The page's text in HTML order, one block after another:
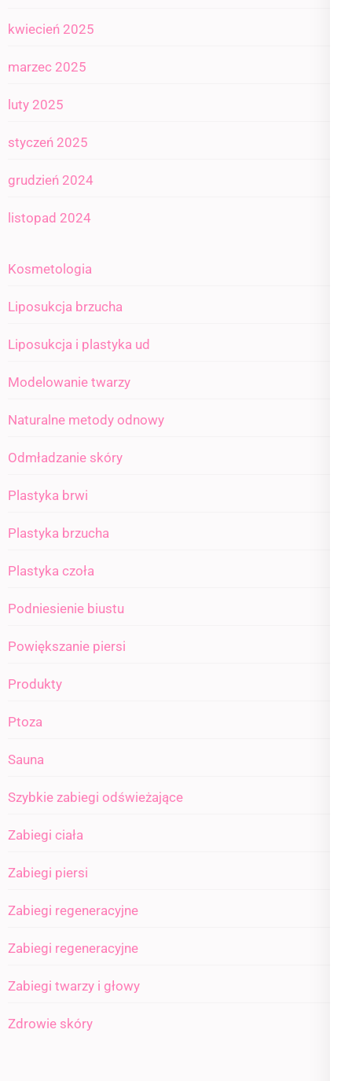
kwiecień 2025
marzec 2025
luty 2025
styczeń 2025
grudzień 2024
listopad 2024
Kosmetologia
Liposukcja brzucha
Liposukcja i plastyka ud
Modelowanie twarzy
Naturalne metody odnowy
Odmładzanie skóry
Plastyka brwi
Plastyka brzucha
Plastyka czoła
Podniesienie biustu
Powiększanie piersi
Produkty
Ptoza
Sauna
Szybkie zabiegi odświeżające
Zabiegi ciała
Zabiegi piersi
Zabiegi regeneracyjne
Zabiegi regeneracyjne
Zabiegi twarzy i głowy
Zdrowie skóry